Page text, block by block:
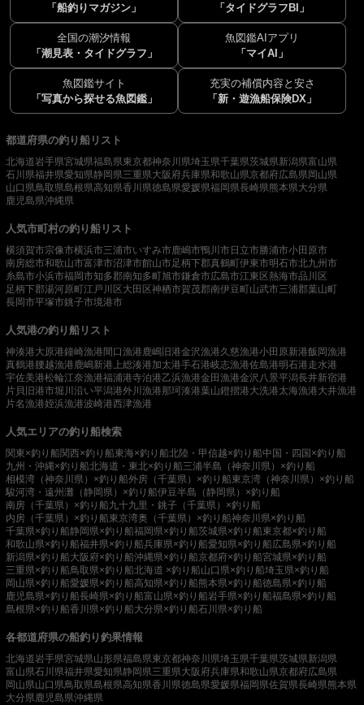
「船釣りマガジン」
「タイドグラフBI」
全国の潮汐情報
「潮見表・タイドグラフ」
魚図鑑AIアプリ
「マイAI」
魚図鑑サイト
「写真から探せる魚図鑑」
充実の補償内容と安さ
「新・遊漁船保険DX」
都道府県の釣り船リスト
北海道岩手県宮城県福島県東京都神奈川県埼玉県千葉県茨城県新潟県富山県
石川県福井県愛知県静岡県三重県大阪府兵庫県和歌山県京都府広島県岡山県
山口県鳥取県島根県高知県香川県徳島県愛媛県福岡県長崎県熊本県大分県
鹿児島県沖縄県
人気市町村の釣り船リスト
横須賀市宗像市横浜市三浦市いすみ市鹿嶋市鴨川市 日立市勝浦市小田原市
南房総市和歌山市富津市沼津市館山市足柄下郡真鶴町伊東市明石市北九州市
糸島市小浜市福岡市知多郡南知多町旭市鎌倉市広島市江東区熱海市品川区
足柄下郡湯河原町江戸川区 大田区神栖市賀茂郡南伊豆町山武市三浦郡葉山町
長岡市平塚市銚子市境港市
人気港の釣り船リスト
神湊港大原港鐘崎漁港 間口漁港鹿嶋旧港金沢漁港久慈漁港小田原新港飯岡漁港
真鶴港 腰越漁港鹿嶋新港 上総湊港加太港手石港岐志漁港佐島港明石港走水港
宇佐美港松輪江奈漁港福浦港寺泊港乙浜漁港金田漁港金沢八景平潟長井新宿港
片貝旧港市堀川沿い平潟港外川漁港那珂湊港葉山鐙摺港大洗港太海漁港大井漁港
片名漁港姪浜漁港波崎港西津漁港
人気エリアの釣り船検索
関東×釣り船関西×釣り船東海×釣り船北陸・甲信越×釣り船中国・四国×釣り船
九州・沖縄×釣り船北海道・東北×釣り船三浦半島（神奈川県）×釣り船
相模湾（神奈川県）×釣り船外房（千葉県）×釣り船東京湾（神奈川県）×釣り船
駿河湾・遠州灘（静岡県）×釣り船伊豆半島（静岡県）×釣り船
南房（千葉県）×釣り船九十九里・銚子（千葉県）×釣り船
内房（千葉県）×釣り船東京湾奥（千葉県）×釣り船神奈川県×釣り船
千葉県×釣り船静岡県×釣り船福岡県×釣り船茨城県×釣り船東京都×釣り船
和歌山県×釣り船福井県×釣り船兵庫県×釣り船愛知県×釣り船広島県×釣り船
新潟県×釣り船大阪府×釣り船沖縄県×釣り船京都府×釣り船宮城県×釣り船
三重県×釣り船鳥取県×釣り船北海道 ×釣り船山口県×釣り船埼玉県×釣り船
岡山県×釣り船愛媛県×釣り船高知県×釣り船熊本県×釣り船徳島県×釣り船
鹿児島県×釣り船長崎県×釣り船富山県×釣り船岩手県×釣り船福島県×釣り船
島根県×釣り船香川県×釣り船大分県×釣り船石川県×釣り船
各都道府県の船釣り釣果情報
北海道岩手県宮城県山形県福島県東京都神奈川県埼玉県千葉県茨城県新潟県
富山県石川県福井県愛知県静岡県三重県大阪府兵庫県和歌山県京都府広島県
岡山県山口県鳥取県島根県高知県香川県徳島県愛媛県福岡県佐賀県長崎県熊本県
大分県鹿児島県沖縄県